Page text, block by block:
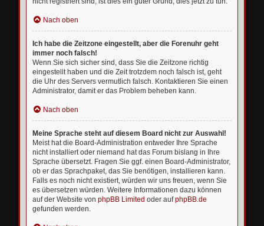
Nach oben
Ich habe die Zeitzone eingestellt, aber die Forenuhr geht
immer noch falsch!
Wenn Sie sich sicher sind, dass Sie die Zeitzone richtig
eingestellt haben und die Zeit trotzdem noch falsch ist, geht
die Uhr des Servers vermutlich falsch. Kontaktieren Sie einen
Administrator, damit er das Problem beheben kann.
Nach oben
Meine Sprache steht auf diesem Board nicht zur Auswahl!
Meist hat die Board-Administration entweder Ihre Sprache
nicht installiert oder niemand hat das Forum bislang in Ihre
Sprache übersetzt. Fragen Sie ggf. einen Board-Administrator,
ob er das Sprachpaket, das Sie benötigen, installieren kann.
Falls es noch nicht existiert, würden wir uns freuen, wenn Sie
es übersetzen würden. Weitere Informationen dazu können
auf der Website vonphpBB Limited oder aufphpBB.de
gefunden werden.